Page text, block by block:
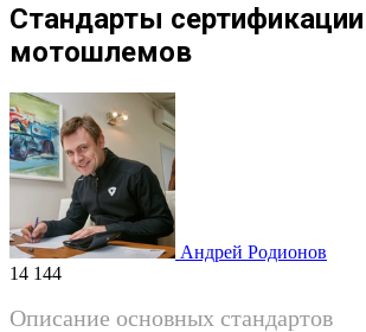
Стандарты сертификации
мотошлемов
Андрей Родионов
14 144
Описание основных стандартов